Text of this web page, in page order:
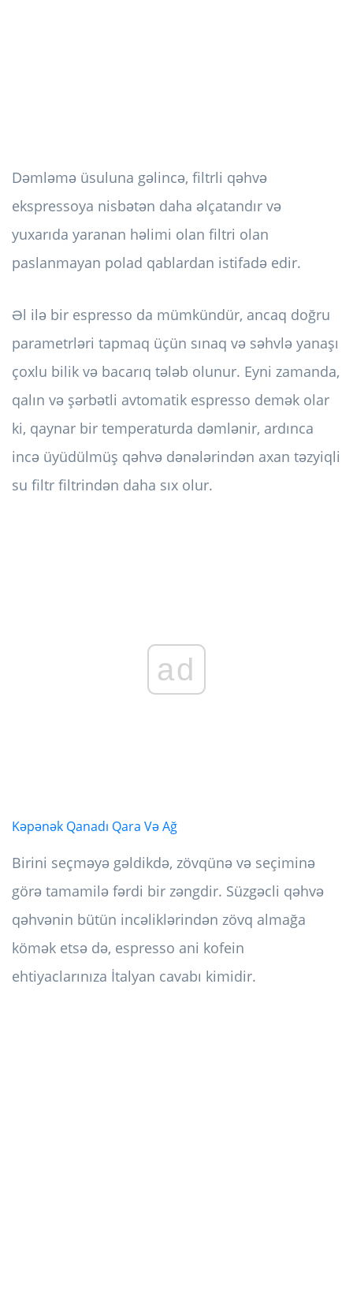
Dəmləmə üsuluna gəlincə, filtrli qəhvə
ekspressoya nisbətən daha əlçatandır və
yuxarıda yaranan həlimi olan filtri olan
paslanmayan polad qablardan istifadə edir.
Əl ilə bir espresso da mümkündür, ancaq doğru
parametrləri tapmaq üçün sınaq və səhvlə yanaşı
çoxlu bilik və bacarıq tələb olunur. Eyni zamanda,
qalın və şərbətli avtomatik espresso demək olar
ki, qaynar bir temperaturda dəmlənir, ardınca
incə üyüdülmüş qəhvə dənələrindən axan təzyiqli
su filtr filtrindən daha sıx olur.
ad
Kəpənək Qanadı Qara Və Ağ
Birini seçməyə gəldikdə, zövqünə və seçiminə
görə tamamilə fərdi bir zəngdir. Süzgəcli qəhvə
qəhvənin bütün incəliklərindən zövq almağa
kömək etsə də, espresso ani kofein
ehtiyaclarınıza İtalyan cavabı kimidir.